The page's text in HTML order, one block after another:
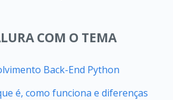
COM O TEMA
Back-End Python
é, como funciona e diferenças